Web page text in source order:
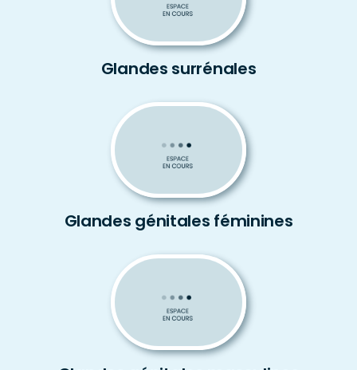
Glandes surrénales
Glandes génitales féminines